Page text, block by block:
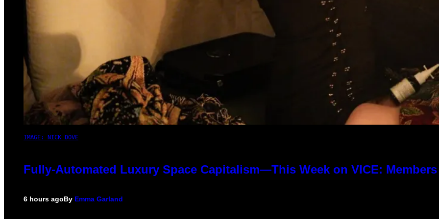
IMAGE: NICK DOVE
Fully-Automated Luxury Space Capitalism—This Week on VICE:
6 hours agoBy Emma Garland